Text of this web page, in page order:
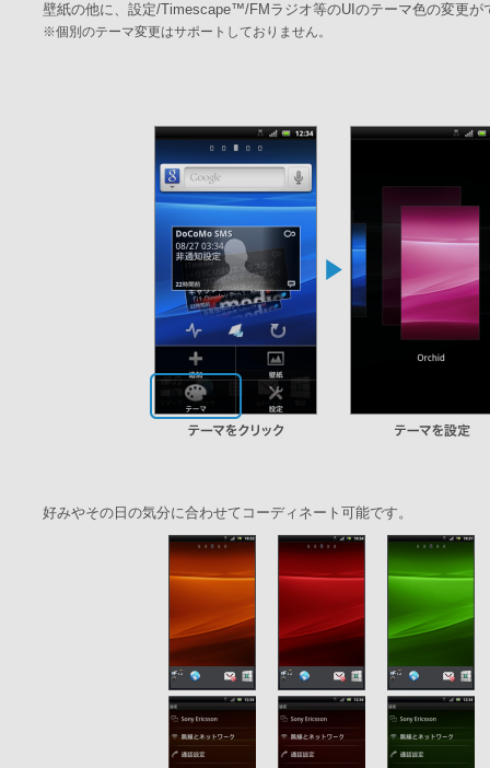
壁紙の他に、設定/Timescape™/FMラジオ等のUIのテーマ色の変更が
※個別のテーマ変更はサポートしておりません。
好みやその日の気分に合わせてコーディネート可能です。